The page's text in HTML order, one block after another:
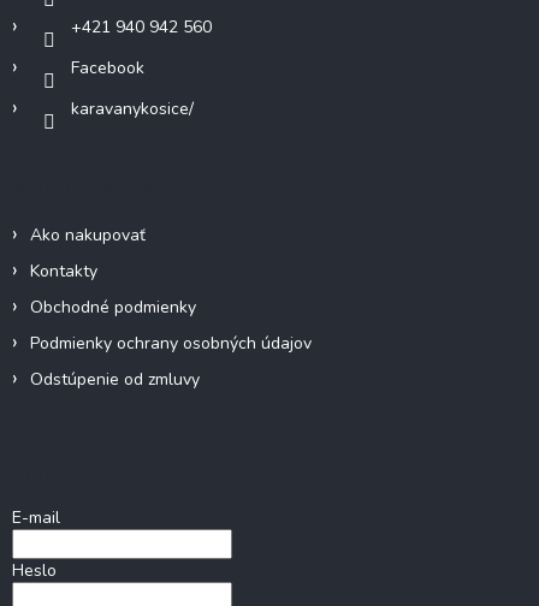
+421 940 942 560
Facebook
karavanykosice/
Ako nakupovať
Kontakty
Obchodné podmienky
Podmienky ochrany osobných údajov
Odstúpenie od zmluvy
E-mail
Heslo